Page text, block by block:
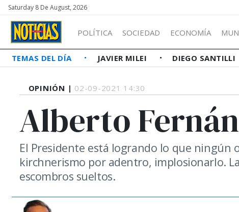
Saturday 8 De August, 2026
POLÍTICA SOCIEDAD ECONOMÍA
TEMAS DEL DÍA JAVIER MILEI DIEGO SANTILLI
OPINIÓN | 02-09-2021 14:30
Alberto
El Presidente está logrando lo que
kirchnerismo por adentro, implosionarlo.
escombros sueltos.